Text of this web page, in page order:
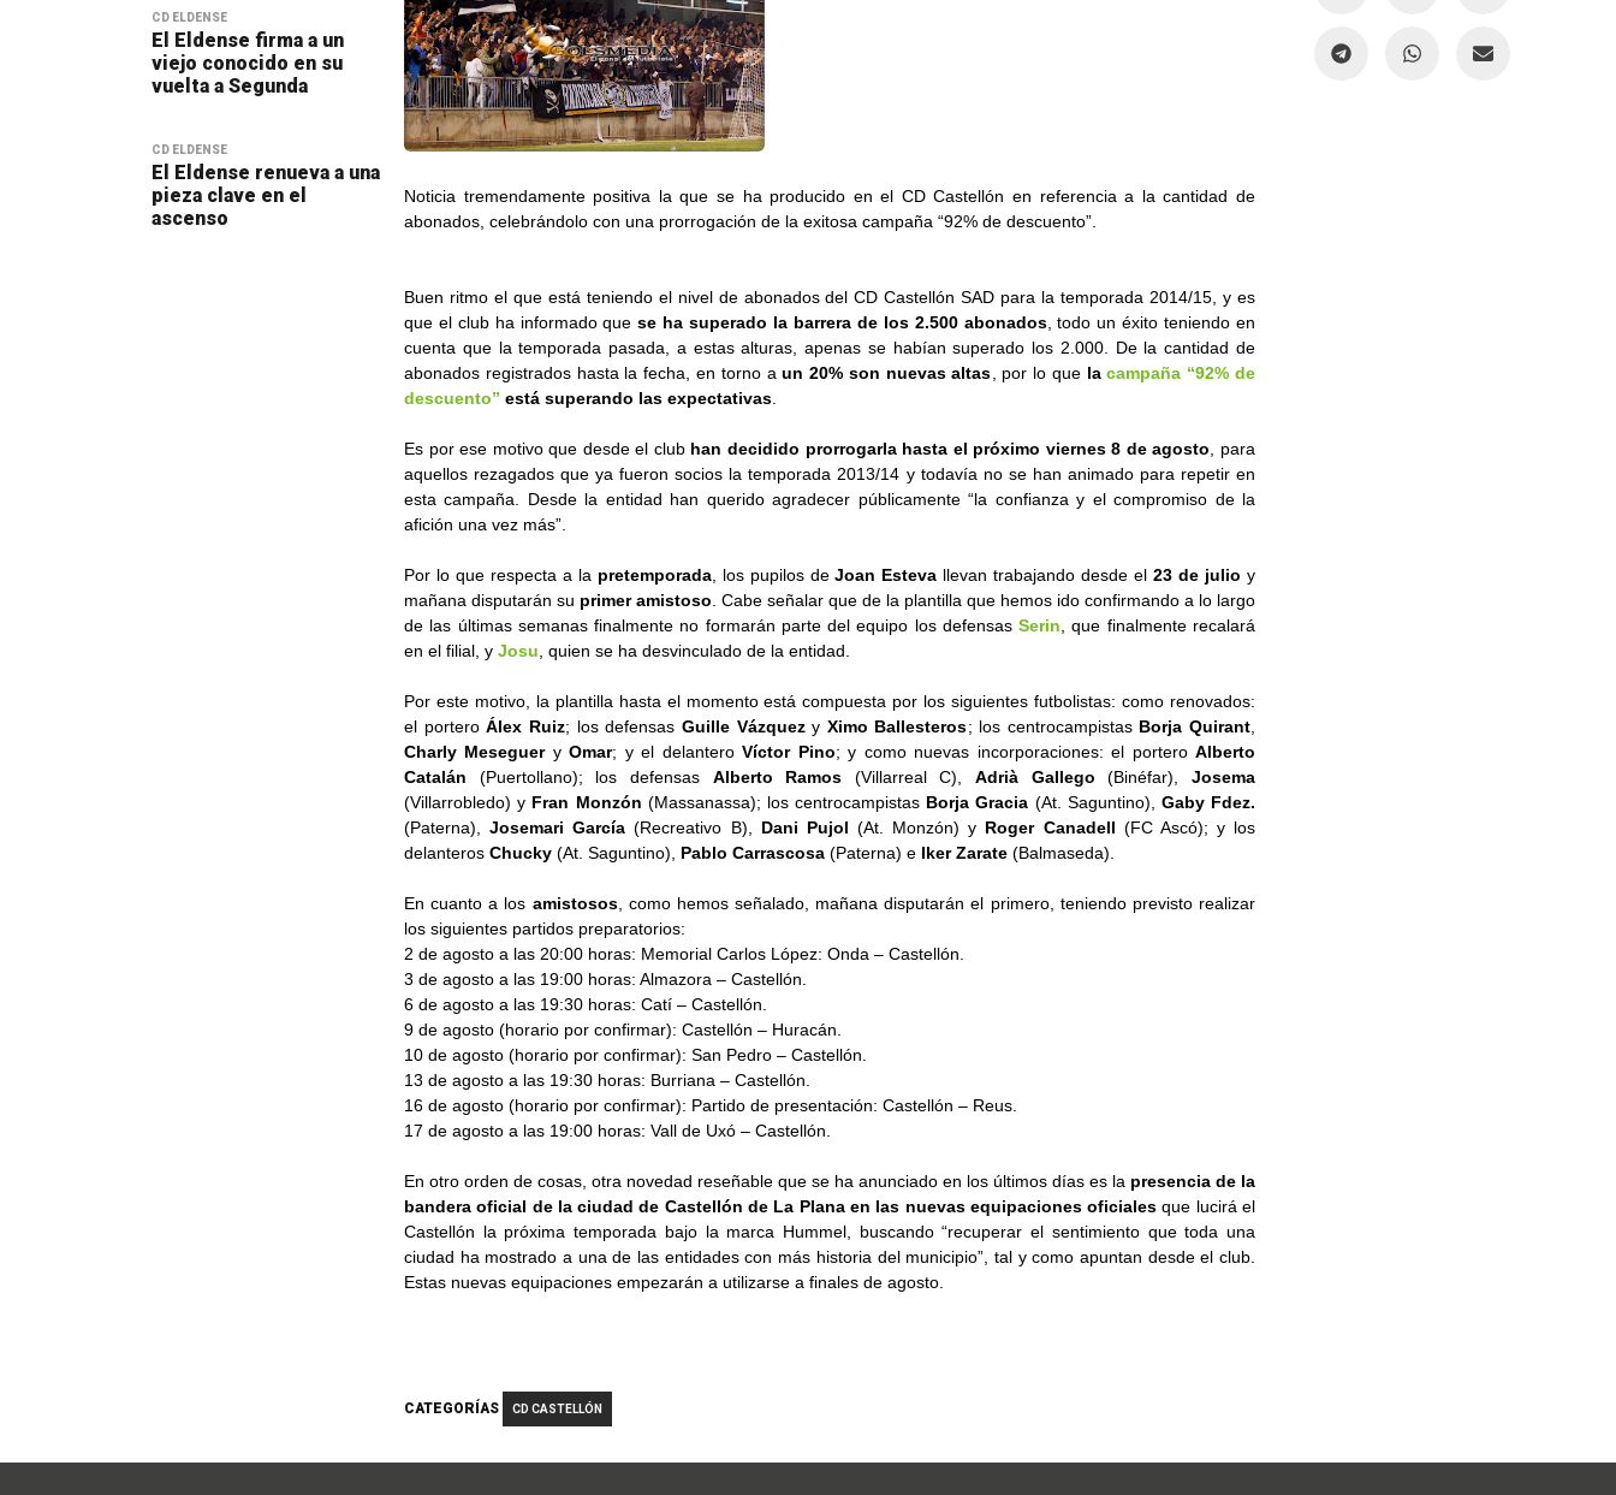
CD ELDENSE
El Eldense firma a un
viejo conocido en su
vuelta a Segunda
CD ELDENSE
El Eldense renueva a una
pieza clave en el
ascenso
Noticia tremendamente positiva la que se ha producido en el CD Castellón en referencia a la cantidad de
abonados, celebrándolo con una prorrogación de la exitosa campaña “92% de descuento”.
Buen ritmo el que está teniendo el nivel de abonados del CD Castellón SAD para la temporada 2014/15, y es
que el club ha informado quese ha superado la barrera de los 2.500 abonados, todo un éxito teniendo en
cuenta que la temporada pasada, a estas alturas, apenas se habían superado los 2.000. De la cantidad de
abonados registrados hasta la fecha, en torno aun 20% son nuevas altas , por lo que lacampaña “92% de
descuento” está superando las expectativas
Es por ese motivo que desde el clubhan decidido prorrogarla hasta el próximo viernes 8 de agosto , para
aquellos rezagados que ya fueron socios la temporada 2013/14 y todavía no se han animado para repetir en
esta campaña. Desde la entidad han querido agradecer públicamente “la confianza y el compromiso de la
afición una vez más”.
Por lo que respecta a la pretemporada, los pupilos deJoan Esteva llevan trabajando desde el 23 de julio y
mañana disputarán su primer amistoso . Cabe señalar que de la plantilla que hemos ido confirmando a lo largo
de las últimas semanas finalmente no formarán parte del equipo los defensasSerin , que finalmente recalará
en el filial, y Josu , quien se ha desvinculado de la entidad.
Por este motivo, la plantilla hasta el momento está compuesta por los siguientes futbolistas: como renovados:
el porteroÁlex Ruiz; los defensas Guille Vázquezy Ximo Ballesteros; los centrocampistas Borja Quirant
Charly Meseguer yOmar; y el delanteroVíctor Pino; y como nuevas incorporaciones: el porteroAlberto
Catalán (Puertollano); los defensas Alberto Ramos (Villarreal C),Adrià Gallego(Binéfar),Josema
(Villarrobledo) y Fran Monzón (Massanassa); los centrocampistas Borja Gracia (At. Saguntino), Gaby Fdez.
(Paterna),Josemari García(Recreativo B), Dani Pujol (At. Monzón) y Roger Canadell (FC Ascó); y los
delanteros Chucky (At. Saguntino), Pablo Carrascosa (Paterna) e Iker Zarate (Balmaseda).
En cuanto a los amistosos, como hemos señalado, mañana disputarán el primero, teniendo previsto realizar
los siguientes partidos preparatorios:
2 de agosto a las 20:00 horas: Memorial Carlos López: Onda – Castellón.
3 de agosto a las 19:00 horas: Almazora – Castellón.
6 de agosto a las 19:30 horas: Catí – Castellón.
9 de agosto (horario por confirmar): Castellón – Huracán.
10 de agosto (horario por confirmar): San Pedro – Castellón.
13 de agosto a las 19:30 horas: Burriana – Castellón.
16 de agosto (horario por confirmar): Partido de presentación: Castellón – Reus.
17 de agosto a las 19:00 horas: Vall de Uxó – Castellón.
En otro orden de cosas, otra novedad reseñable que se ha anunciado en los últimos días es la presencia de la
bandera oficial de la ciudad de Castellón de La Plana en las nuevas equipaciones oficiales que lucirá el
Castellón la próxima temporada bajo la marca Hummel, buscando “recuperar el sentimiento que toda una
ciudad ha mostrado a una de las entidades con más historia del municipio”, tal y como apuntan desde el club.
Estas nuevas equipaciones empezarán a utilizarse a finales de agosto.
CATEGORÍAS CD CASTELLÓN